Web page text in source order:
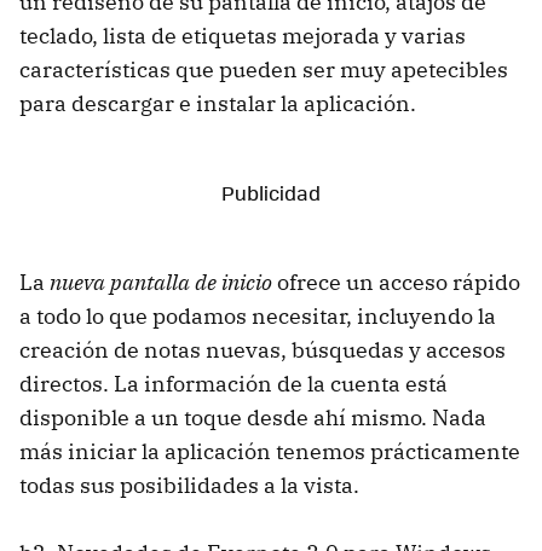
teclado, lista de etiquetas mejorada y varias
características que pueden ser muy apetecibles
para descargar e instalar la aplicación.
La nueva pantalla de inicioofrece un acceso rápido
a todo lo que podamos necesitar, incluyendo la
creación de notas nuevas, búsquedas y accesos
directos. La información de la cuenta está
disponible a un toque desde ahí mismo. Nada
más iniciar la aplicación tenemos prácticamente
todas sus posibilidades a la vista.